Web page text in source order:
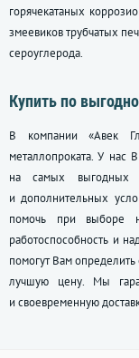
горячекатаных
змеевиков трубчатых
сероуглерода.
Купить по
В компании «Авек
металлопроката. У
на самых выгодных
и дополнительных
помочь при выборе
работоспособность и
помогут Вам
лучшую цену. Мы
и своевременную